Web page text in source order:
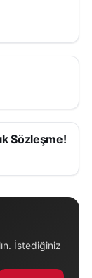
Sözleşme!
İstediğiniz